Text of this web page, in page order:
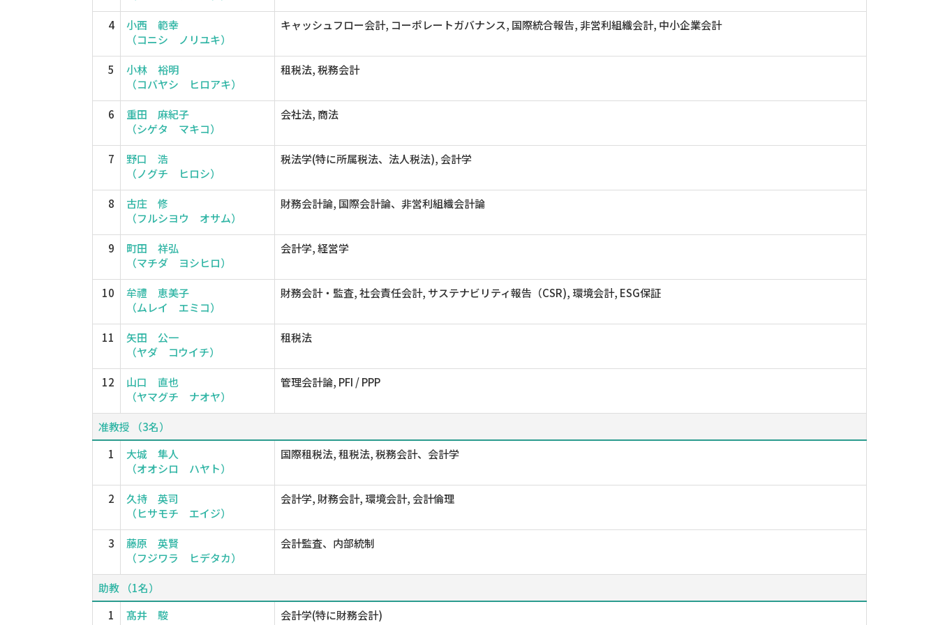
4
小西 範幸
（コニシ ノリユキ）
キャッシュフロー会計, コーポレートガバナンス, 国際統合報告, 非営利組織会計, 中小企業会計
5
小林 裕明
（コバヤシ ヒロアキ）
租税法, 税務会計
6
重田 麻紀子
（シゲタ マキコ）
会社法, 商法
7
野口 浩
（ノグチ ヒロシ）
税法学(特に所属税法、法人税法), 会計学
8
古庄 修
（フルシヨウ オサム）
財務会計論, 国際会計論、非営利組織会計論
9
町田 祥弘
（マチダ ヨシヒロ）
会計学, 経営学
10
牟禮 恵美子
（ムレイ エミコ）
財務会計・監査, 社会責任会計, サステナビリティ報告（CSR), 環境会計, ESG保証
11
矢田 公一
（ヤダ コウイチ）
租税法
12
山口 直也
（ヤマグチ ナオヤ）
管理会計論, PFI / PPP
准教授 （3名）
1
大城 隼人
（オオシロ ハヤト）
国際租税法, 租税法, 税務会計、会計学
2
久持 英司
（ヒサモチ エイジ）
会計学, 財務会計, 環境会計, 会計倫理
3
藤原 英賢
（フジワラ ヒデタカ）
会計監査、内部統制
助教 （1名）
1
髙井 駿
会計学(特に財務会計)